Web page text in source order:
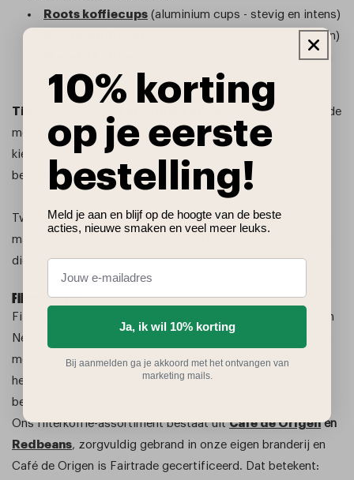
Roots koffiecups (aluminium cups - stevig en intens)
(plastic cups - Italiaanse smaken)
(plastic cups - premium horeca
kwaliteit)
Tip
proef je verschillende
melanges en kan ieder gezinslid zijn of haar eigen smaak
kiezen. Ideaal voor iedereen die gemak, kwaliteit en
betaalbaarheid belangrijk vindt.
Twijfel je welke koffiecups het beste bij jou passen? Bel,
mail of app ons, we helpen je graag bij het vinden van cups
die jouw Machine én smaak perfect matchen.
Filterkoffie
Filterkoffie blijft een van de meest geliefde zetmethodes in
Nederland. De geur, het langzaam doorlopen en het zachte
mondgevoel… het blijft een klassieker. Ben jij op zoek naar
heerlijke filterkoffie van hoge kwaliteit? Bij CoffeeMeister
ben je op de juiste plek.
Ons filterkoffie-assortiment bestaat uitCafé de Origenen
Redbeans, zorgvuldig gebrand in onze eigen branderij en
Café de Origen is Fairtrade gecertificeerd. Dat betekent:
10% korting
op je eerste
bestelling!
Meld je aan en blijf op de hoogte van de beste
acties, nieuwe smaken en veel meer leuks.
Ja, ik wil 10% korting
Bij aanmelden ga je akkoord met het ontvangen van
marketing mails.